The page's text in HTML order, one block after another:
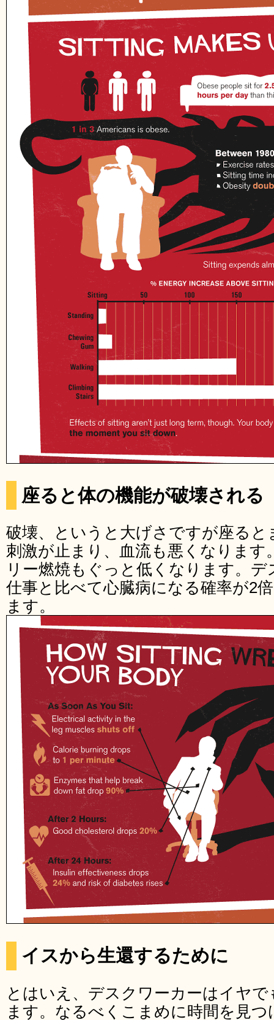
座ると体の機能が破壊される
破壊、というと大げさですが座ると
刺激が止まり、血流も悪くなりま
リー燃焼もぐっと低くなります。
仕事と比べて心臓病になる確率が2
ます。
イスから生還するために
とはいえ、デスクワーカーはイヤ
ます。なるべくこまめに時間を見